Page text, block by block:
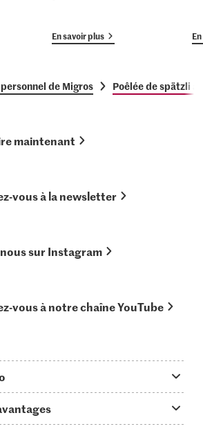
En savoir plus
de Migros Poêlée de spätzli
maintenant
vous à la newsletter
sur Instagram
vous à notre chaîne YouTube